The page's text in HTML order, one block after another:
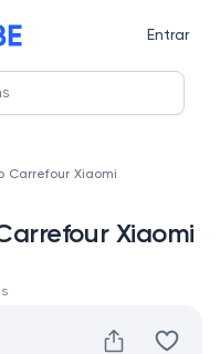
Entrar
Carrefour Xiaomi
Xiaomi